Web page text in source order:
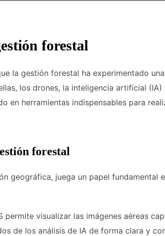
forestal
la gestión forestal ha experimentado
los drones, la inteligencia artificial
en herramientas indispensables para
forestal
geográfica, juega un papel
permite visualizar las imágenes aéreas
de los análisis de IA de forma clara y